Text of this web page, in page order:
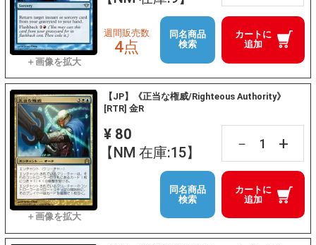
カートに
追加
週間販売数
4点
同名商品
検索
【JP】《正当な権威/Righteous Authority》
[RTR] 金R
¥ 80
【NM 在庫:15】
－ +
カートに
追加
同名商品
検索